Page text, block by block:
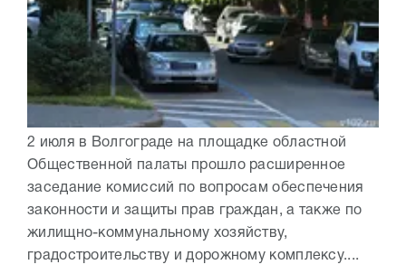
2 июля в Волгограде на площадке областной
Общественной палаты прошло расширенное
заседание комиссий по вопросам обеспечения
законности и защиты прав граждан, а также по
жилищно-коммунальному хозяйству,
градостроительству и дорожному комплексу....